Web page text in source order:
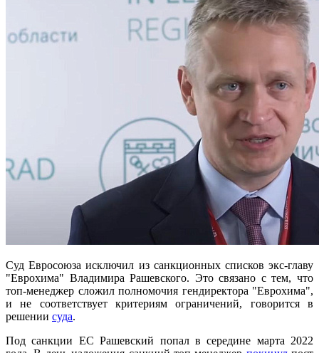
Суд Евросоюза исключил из санкционных списков экс-главу
"Еврохима" Владимира Рашевского. Это связано с тем, что
топ-менеджер сложил полномочия гендиректора "Еврохима",
и не соответствует критериям ограничений, говорится в
решении суда.
Под санкции ЕС Рашевский попал в середине марта 2022